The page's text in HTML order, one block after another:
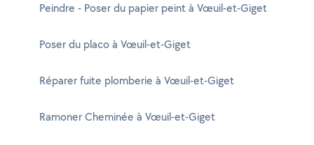
Peindre - Poser du papier peint à Vœuil-et-Giget
Poser du placo à Vœuil-et-Giget
Réparer fuite plomberie à Vœuil-et-Giget
Ramoner Cheminée à Vœuil-et-Giget